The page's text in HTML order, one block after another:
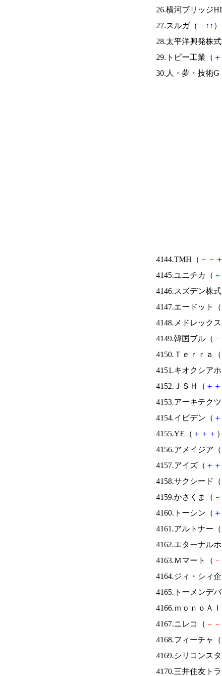
26.横河ブリッジ
27.スルガ（ － ↑ ↑
28.太平洋興発株
29.トピー工業（ ＋
30.人・夢・技術G
4144.TMH（ － －
4145.ユニチカ（ －
4146.スズデン株
4147.エードット（
4148.メドレック
4149.韓国ブル（ －
4150.Ｔｅｒｒａ（
4151.キオクシア
4152.ＪＳＨ（ ＋ ＋
4153.アーキテク
4154.イビデン（ ＋
4155.YE（ ＋ ＋ ＋
4156.アメイジア（
4157.アイズ（ ＋ ＋
4158.サクシード（
4159.かさくま（ －
4160.トーシン（ ＋
4161.アルトナー（
4162.エターナル
4163.Ｍマート（ －
4164.ジィ・シィ
4165.トーメンデ
4166.ｍｏｎｏＡ
4167.ニレコ（ － －
4168.フィーチャ（
4169.シリコンス
4170.三井住友ト